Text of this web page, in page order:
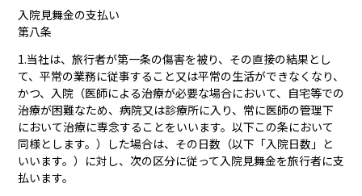
入院見舞金の支払い
第八条
1.当社は、旅行者が第一条の傷害を被り、その直接の結果とし
て、平常の業務に従事すること又は平常の生活ができなくなり、
かつ、入院（医師による治療が必要な場合において、自宅等での
治療が困難なため、病院又は診療所に入り、常に医師の管理下
において治療に専念することをいいます。以下この条において
同様とします。）した場合は、その日数（以下「入院日数」と
いいます。）に対し、次の区分に従って入院見舞金を旅行者に支
払います。